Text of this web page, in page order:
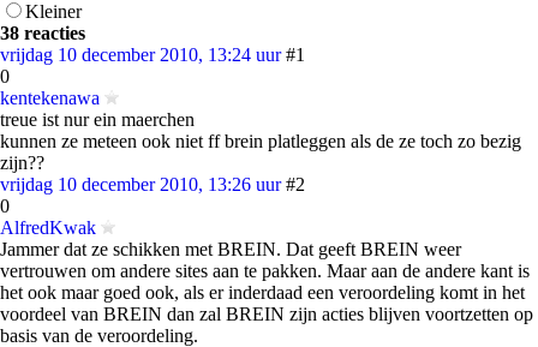
Kleiner
38 reacties
vrijdag 10 december 2010, 13:24 uur #1
0
kentekenawa
treue ist nur ein maerchen
kunnen ze meteen ook niet ff brein platleggen als de ze toch zo bezig
zijn??
vrijdag 10 december 2010, 13:26 uur #2
0
AlfredKwak
Jammer dat ze schikken met BREIN. Dat geeft BREIN weer
vertrouwen om andere sites aan te pakken. Maar aan de andere kant is
het ook maar goed ook, als er inderdaad een veroordeling komt in het
voordeel van BREIN dan zal BREIN zijn acties blijven voortzetten op
basis van de veroordeling.